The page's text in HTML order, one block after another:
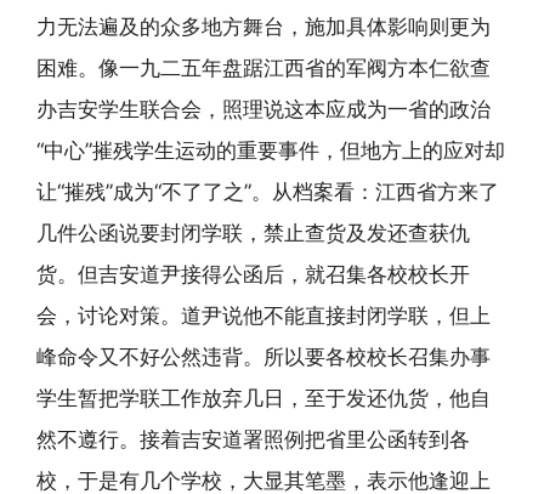
力无法遍及的众多地方舞台，施加具体影响则更为
困难。像一九二五年盘踞江西省的军阀方本仁欲查
办吉安学生联合会，照理说这本应成为一省的政治
“中心”摧残学生运动的重要事件，但地方上的应对却
让“摧残”成为“不了了之”。从档案看：江西省方来了
几件公函说要封闭学联，禁止查货及发还查获仇
货。但吉安道尹接得公函后，就召集各校校长开
会，讨论对策。道尹说他不能直接封闭学联，但上
峰命令又不好公然违背。所以要各校校长召集办事
学生暂把学联工作放弃几日，至于发还仇货，他自
然不遵行。接着吉安道署照例把省里公函转到各
校，于是有几个学校，大显其笔墨，表示他逢迎上